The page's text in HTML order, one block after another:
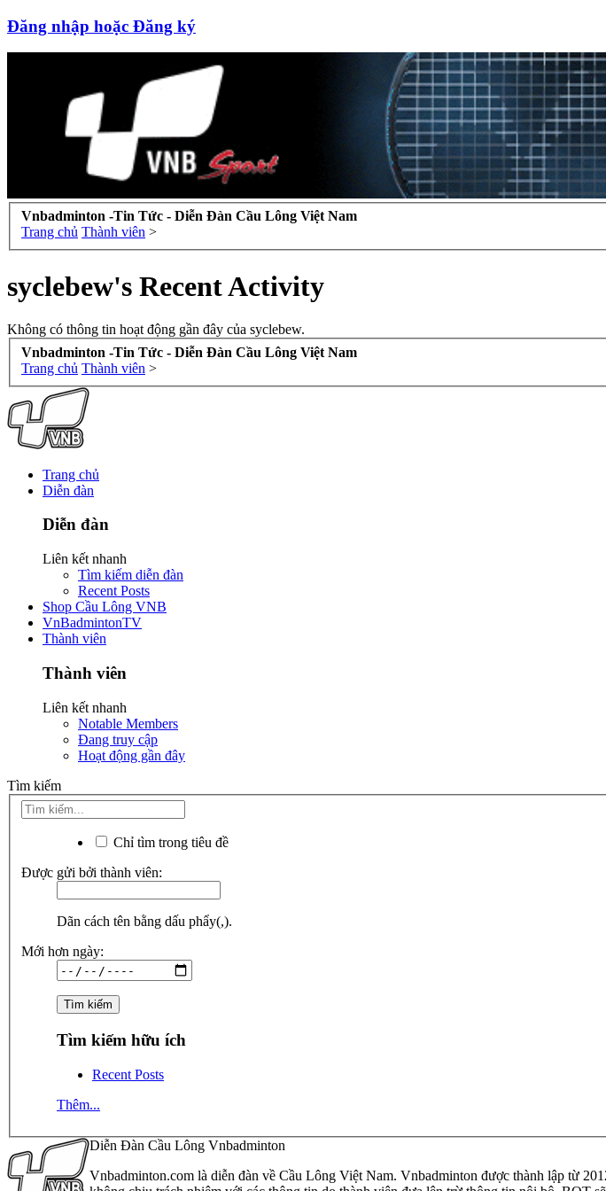
Đăng nhập hoặc Đăng ký
Vnbadminton -Tin Tức - Diễn Đàn Cầu Lông Việt Nam
Trang chủ Thành viên >
syclebew's Recent Activity
Không có thông tin hoạt động gần đây của syclebew.
Vnbadminton -Tin Tức - Diễn Đàn Cầu Lông Việt Nam
Trang chủ Thành viên >
Trang chủ
Diễn đàn
Diễn đàn
Liên kết nhanh
Tìm kiếm diễn đàn
Recent Posts
Shop Cầu Lông VNB
VnBadmintonTV
Thành viên
Thành viên
Liên kết nhanh
Notable Members
Đang truy cập
Hoạt động gần đây
Tìm kiếm
Chỉ tìm trong tiêu đề
Được gửi bởi thành viên:
Dãn cách tên bằng dấu phẩy(,).
Mới hơn ngày:
Tìm kiếm hữu ích
Recent Posts
Thêm...
Diễn Đàn Cầu Lông Vnbadminton
Vnbadminton.com là diễn đàn về Cầu Lông Việt Nam. Vnbadminton được thành lập từ